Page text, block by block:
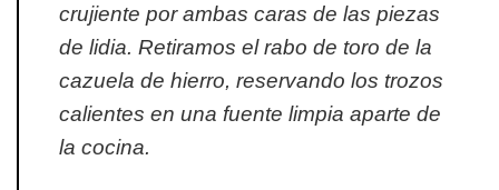
crujiente por ambas caras de las piezas
de lidia. Retiramos el rabo de toro de la
cazuela de hierro, reservando los trozos
calientes en una fuente limpia aparte de
la cocina.